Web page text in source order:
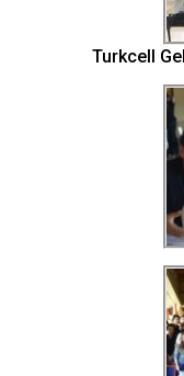
Turkcell